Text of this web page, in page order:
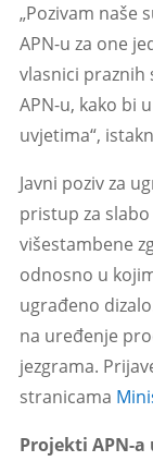
„Pozivam naše
APN-u za one
vlasnici praznih
APN-u, kako bi
uvjetima“,
Javni poziv za
pristup za
višestambene
odnosno u
ugrađeno
na uređenje
jezgrama.
stranicama
Projekti APN-